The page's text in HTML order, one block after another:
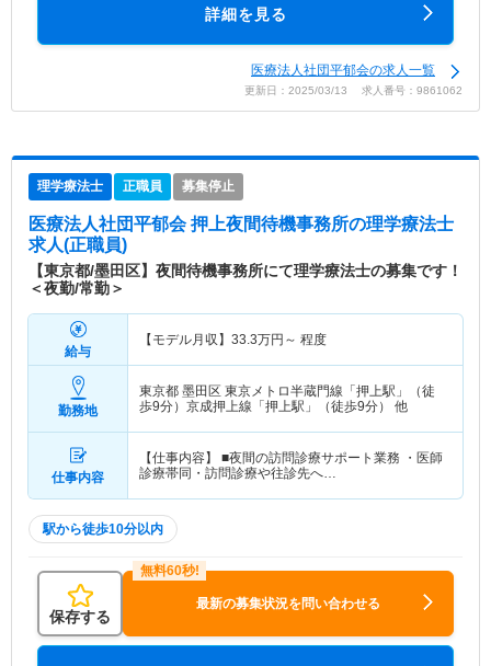
詳細を見る
医療法人社団平郁会の求人一覧
更新日：2025/03/13 求人番号：9861062
理学療法士 正職員 募集停止
医療法人社団平郁会 押上夜間待機事務所の理学療法士
求人(正職員)
【東京都/墨田区】夜間待機事務所にて理学療法士の募集です！
＜夜勤/常勤＞
給与
【モデル月収】 33.3万円～ 程度
勤務地
東京都 墨田区 東京メトロ半蔵門線「押上駅」（徒
歩9分）京成押上線「押上駅」（徒歩9分） 他
仕事内容
【仕事内容】 ■夜間の訪問診療サポート業務 ・医師
診療帯同・訪問診療や往診先へ…
駅から徒歩10分以内
保存する
最新の募集状況を問い合わせる